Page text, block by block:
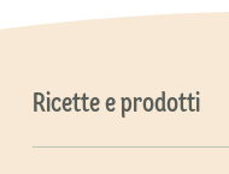
Ricette e prodotti